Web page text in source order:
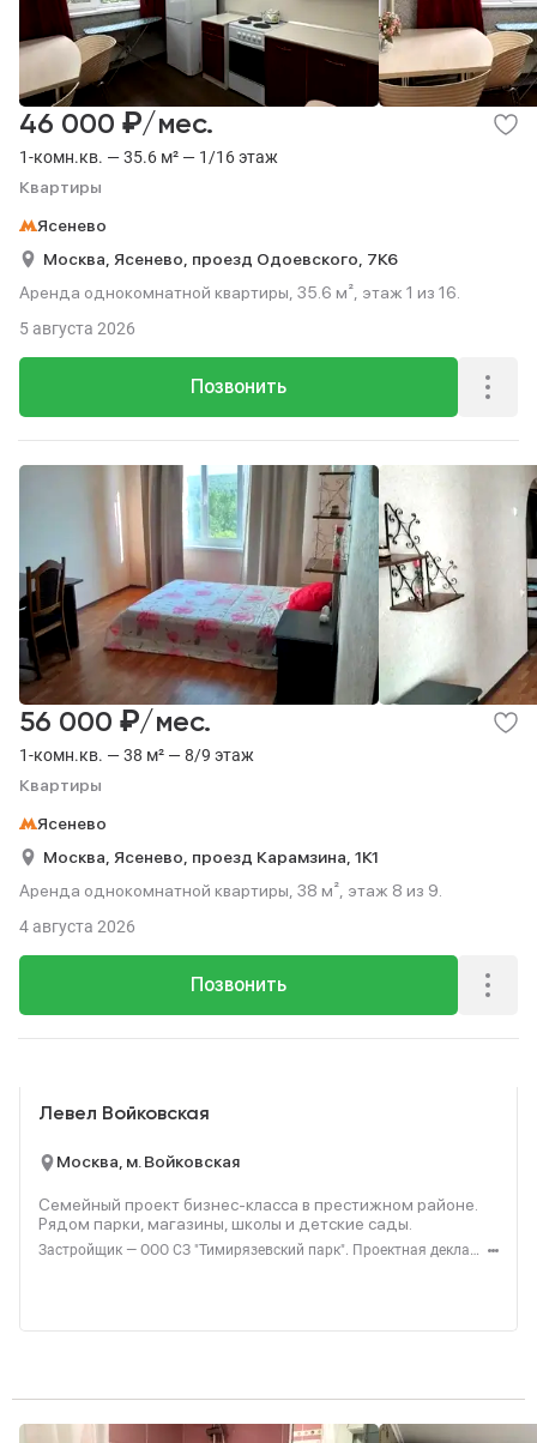
1-комн.кв. — 35.6 м² — 1/16 этаж
Квартиры
46 000 ₽/мес.
Ясенево
Москва, Ясенево, проезд Одоевского, 7К6
Аренда однокомнатной квартиры, 35.6 м², этаж 1 из 16.
Позвонить
5 августа 2026
1-комн.кв. — 38 м² — 8/9 этаж
Квартиры
56 000 ₽/мес.
Ясенево
Москва, Ясенево, проезд Карамзина, 1К1
Аренда однокомнатной квартиры, 38 м², этаж 8 из 9.
Позвонить
4 августа 2026
Левел Войковская
Москва, м. Войковская
Семейный проект бизнес-класса в престижном районе.
Рядом парки, магазины, школы и детские сады.
Застройщик — ООО СЗ "Тимирязевский парк". Проектная декларация — наш.дом.рф. Акция до 31.08.2026. Не оферта. Подробности — level.ru